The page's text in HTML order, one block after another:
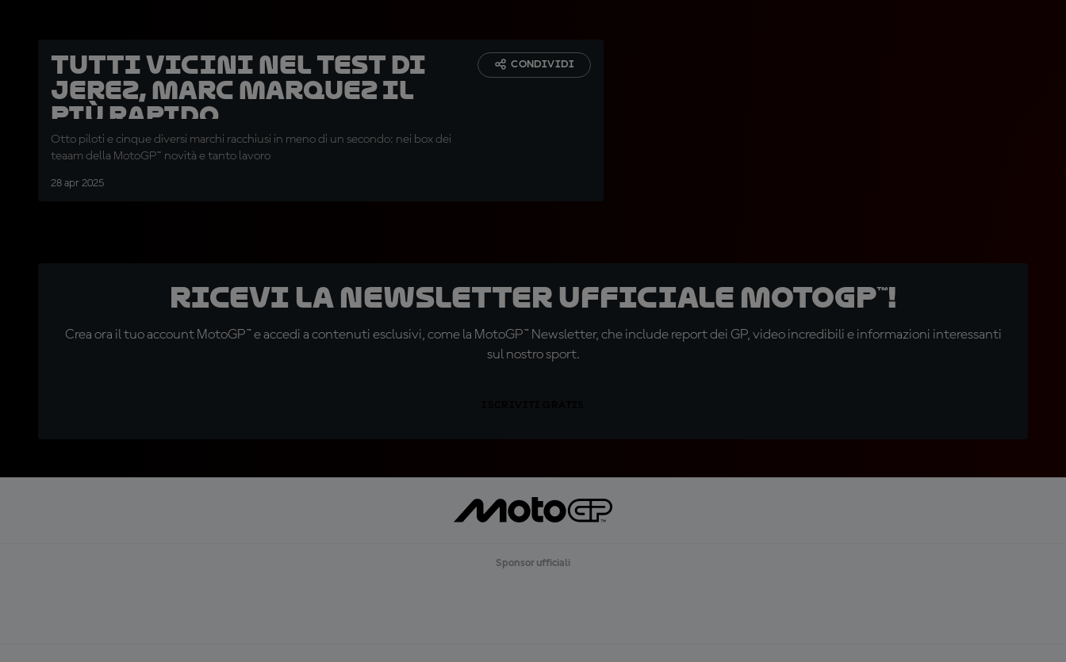
Tutti vicini nel test di
Jerez, Marc Marquez il
più rapido
Otto piloti e cinque diversi marchi racchiusi in meno di un secondo: nei box dei
teaam della MotoGP™ novità e tanto lavoro
28 apr 2025
CONDIVIDI
Ricevi la newsletter ufficiale MotoGP™!
Crea ora il tuo account MotoGP™ e accedi a contenuti esclusivi, come la MotoGP™ Newsletter, che include report dei GP, video incredibili e informazioni interessanti
sul nostro sport.
Sponsor ufficiali